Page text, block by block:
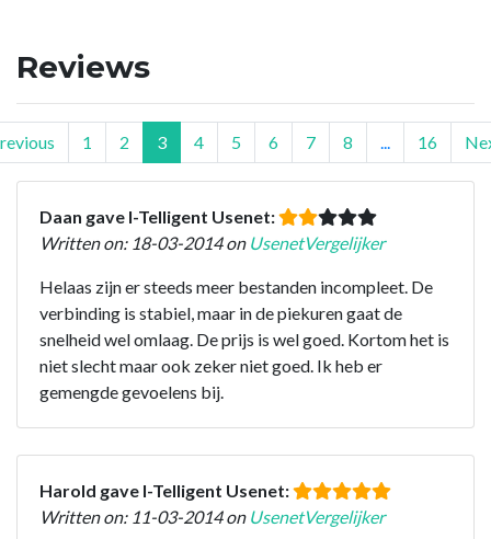
Reviews
1 2 3 4 5 6 7 8 16
Daan gave I-Telligent Usenet:
Written on: 18-03-2014 on UsenetVergelijker
Helaas zijn er steeds meer bestanden incompleet. De
verbinding is stabiel, maar in de piekuren gaat de
snelheid wel omlaag. De prijs is wel goed. Kortom het is
niet slecht maar ook zeker niet goed. Ik heb er
gemengde gevoelens bij.
Harold gave I-Telligent Usenet:
Written on: 11-03-2014 on UsenetVergelijker